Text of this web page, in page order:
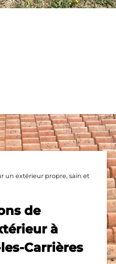
un extérieur propre, sain et
de
à
Carrières